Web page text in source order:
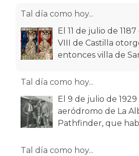
Tal día como hoy...
El 11 de julio de
VIII de Castilla
entonces villa de
Tal día como hoy...
El 9 de julio de
aeródromo de La
Pathfinder, que
Tal día como hoy...